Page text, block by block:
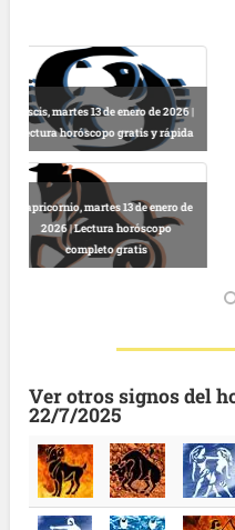
Escorpio, martes 13 de enero de
2026 | Horóscopo gratis hoy y
completo
Virgo, martes 13 de enero de 2026 |
Predicciones astrológicas
gratuitas hoy
Ver otros signos del
22/7/2025